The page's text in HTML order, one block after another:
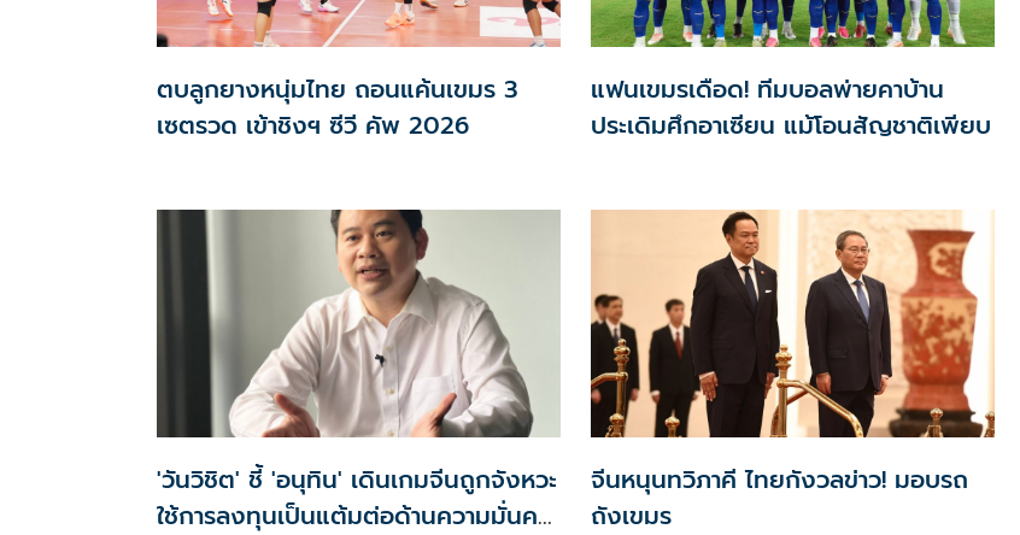
ตบลูกยางหนุ่มไทย ถอนแค้นเขมร 3
เซตรวด เข้าชิงฯ ซีวี คัพ 2026
แฟนเขมรเดือด! ทีมบอลพ่ายคาบ้าน
ประเดิมศึกอาเซียน แม้โอนสัญชาติเพียบ
'วันวิชิต' ชี้ 'อนุทิน' เดินเกมจีนถูกจังหวะ
ใช้การลงทุนเป็นแต้มต่อด้านความมั่นคง
จีนหนุนทวิภาคี ไทยกังวลข่าว! มอบรถ
ถังเขมร